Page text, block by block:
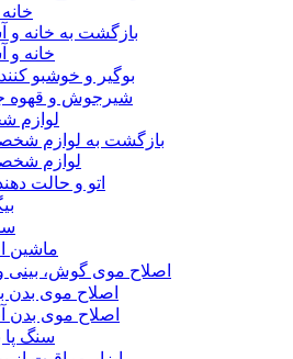
بازگشت به خانه و
خانه و
بوگیر و خوشبو
شیرجوش و
لوازم
بازگشت به لوازم
لوازم
اتو و حالت
ماشین
اصلاح موی گوش، بینی
اصلاح موی بدن
اصلاح موی بدن
سنگ پا